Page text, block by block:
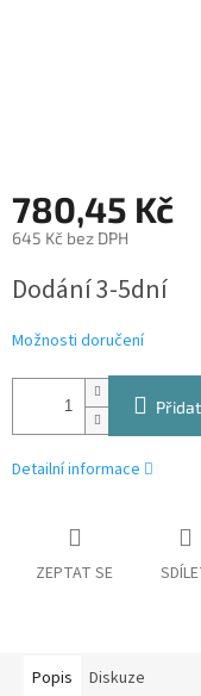
780,45 Kč
645 Kč bez DPH
cena:
Dodání 3-5dní
Možnosti doručení
Detailní informace
ZEPTAT SE
Popis Diskuze